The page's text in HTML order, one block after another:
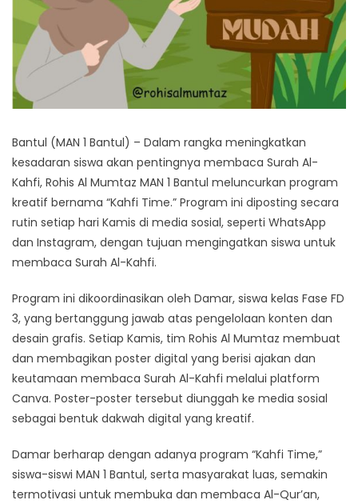
Bantul (MAN 1 Bantul) – Dalam rangka meningkatkan
kesadaran siswa akan pentingnya membaca Surah Al-
Kahfi, Rohis Al Mumtaz MAN 1 Bantul meluncurkan program
kreatif bernama “Kahfi Time.” Program ini diposting secara
rutin setiap hari Kamis di media sosial, seperti WhatsApp
dan Instagram, dengan tujuan mengingatkan siswa untuk
membaca Surah Al-Kahfi.
Program ini dikoordinasikan oleh Damar, siswa kelas Fase FD
3, yang bertanggung jawab atas pengelolaan konten dan
desain grafis. Setiap Kamis, tim Rohis Al Mumtaz membuat
dan membagikan poster digital yang berisi ajakan dan
keutamaan membaca Surah Al-Kahfi melalui platform
Canva. Poster-poster tersebut diunggah ke media sosial
sebagai bentuk dakwah digital yang kreatif.
Damar berharap dengan adanya program “Kahfi Time,”
siswa-siswi MAN 1 Bantul, serta masyarakat luas, semakin
termotivasi untuk membuka dan membaca Al-Qur’an,